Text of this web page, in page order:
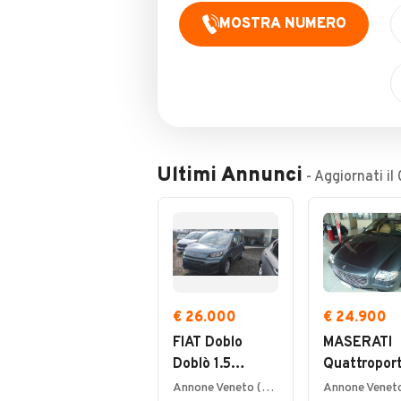
MOSTRA NUMERO
Ultimi Annunci - Aggiornati il
€ 26.000
FIAT Doblo
Doblò 1.5
BlueHdi 100 CV
Annone Veneto (VE)
€ 24.900
MASERATI
4.2 V8